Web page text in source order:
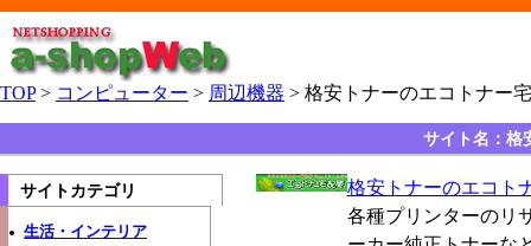
TOP> コンピューター > 周辺機器 > 格安トナーのエコトナー
サイト名：格
サイトカテゴリ
生活・インテリア
格安トナーのエコト
各種プリンターのリ